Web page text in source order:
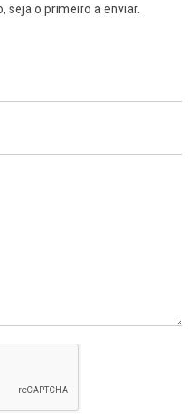
seja o primeiro a enviar.